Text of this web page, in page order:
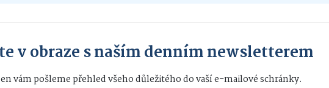
v obraze s naším denním newsletterem
vám pošleme přehled všeho důležitého do vaší e-mailové schránky.